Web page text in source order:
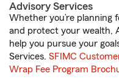
Advisory Services
Whether you’re planning
and protect your wealth,
help you pursue your
Services. SFIMC
Wrap Fee Program